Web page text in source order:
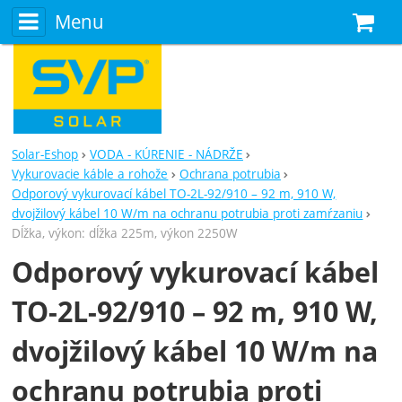
Menu
Solar-Eshop
VODA - KÚRENIE - NÁDRŽE
Vykurovacie káble a rohože
Ochrana potrubia
Odporový vykurovací kábel TO-2L-92/910 – 92 m, 910 W,
dvojžilový kábel 10 W/m na ochranu potrubia proti zamŕzaniu
Dĺžka, výkon: dĺžka 225m, výkon 2250W
Odporový vykurovací kábel
TO-2L-92/910 – 92 m, 910 W,
dvojžilový kábel 10 W/m na
ochranu potrubia proti